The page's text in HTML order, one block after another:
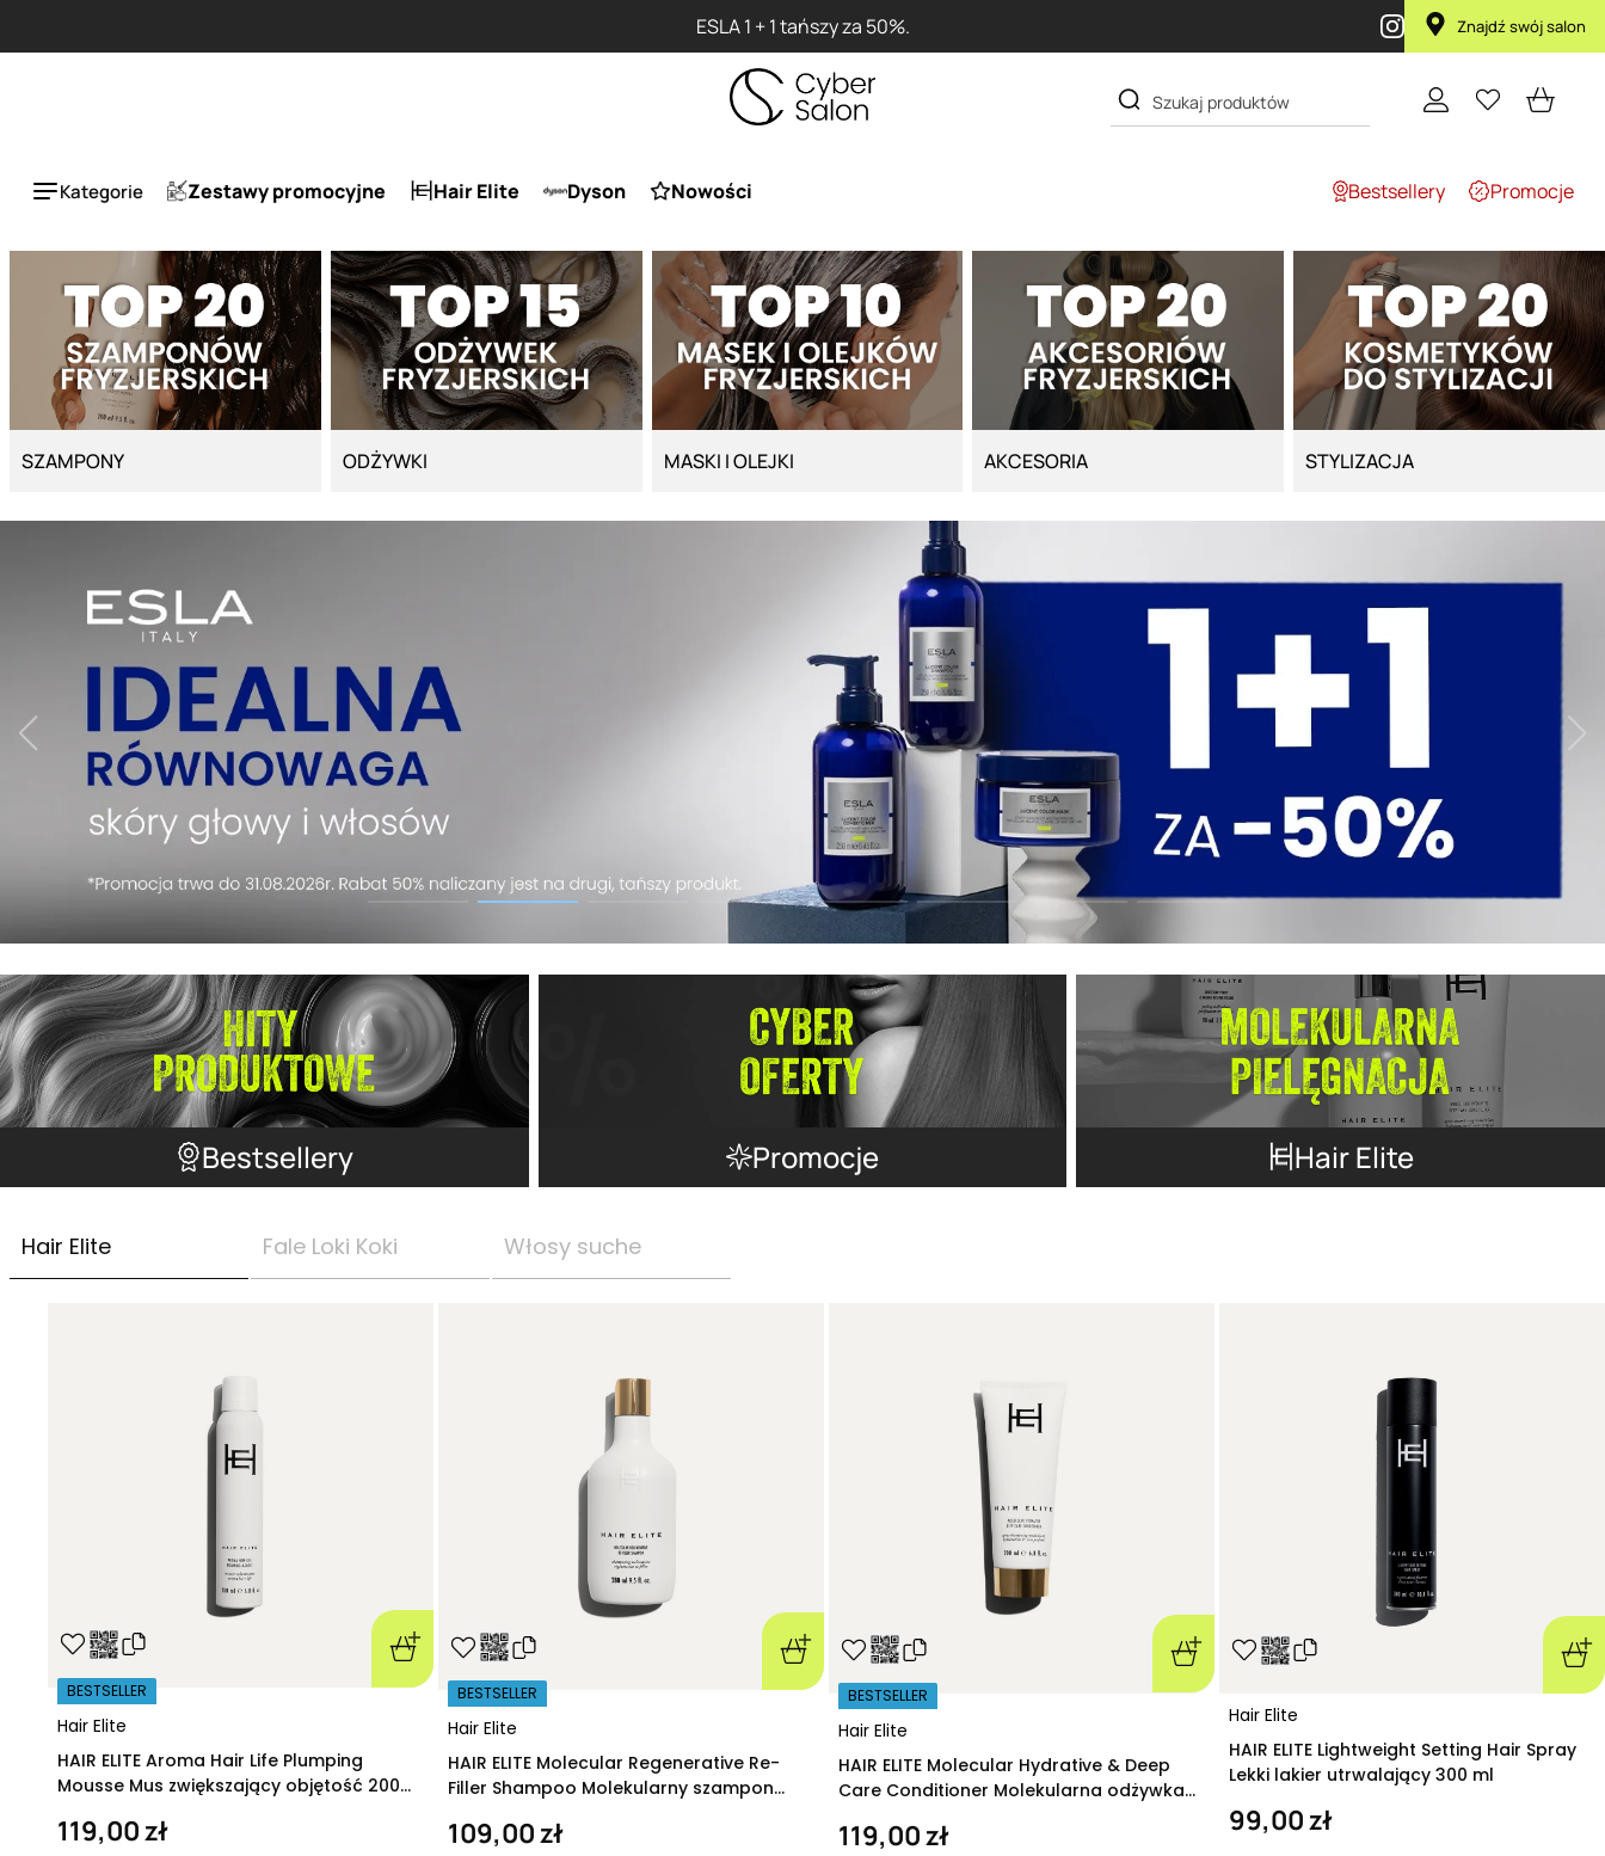
Przy zakupie produktu Artego Maska Lola za 1 żł Znajdź swój salon
Kategorie Zestawy promocyjne Hair Elite Dyson Nowości Bestsellery Promocje
SZAMPONY ODŻYWKI MASKI I OLEJKI AKCESORIA STYLIZACJA
Bestsellery Promocje Hair Elite
Hair Elite Fale Loki Koki Włosy suche
Hair Elite
BESTSELLER
HAIR ELITE Aroma Hair Life Plumping
Mousse Mus zwiększający objętość 200
119,00 zł
Hair Elite
BESTSELLER
HAIR ELITE Molecular Regenerative Re-
Filler Shampoo Molekularny szampon
109,00 zł
Hair Elite
BESTSELLER
HAIR ELITE Molecular Hydrative & Deep
Care Conditioner Molekularna odżywka
119,00 zł
Hair Elite
HAIR ELITE Lightweight Setting Hair Spray
Lekki lakier utrwalający 300 ml
99,00 zł